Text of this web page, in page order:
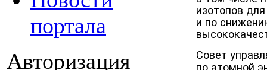
портала
Авторизация
изотопов
и по
Совет